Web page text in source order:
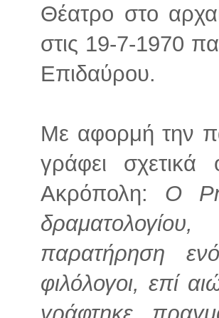
Θέατρο στο
στις 19-7-1970
Επιδαύρου.
Με αφορμή την
γράφει
Ακρόπολη: Ο
παρατήρηση
φιλόλογοι, επί
γράφτηκε